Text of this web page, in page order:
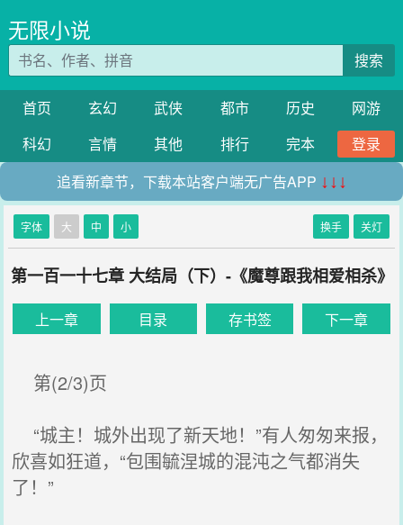
无限小说
搜索
首页 玄幻 武侠 都市 历史
网游
科幻
言情 其他 排行 完本
登录
追看新章节，下载本站客户端无广告APP ↓↓↓
字体 大 中 小 换手 关灯
第一百一十七章 大结局（下）-《魔尊跟我相爱相杀》
上一章 目录 存书签 下一章
第(2/3)页
“城主！城外出现了新天地！”有人匆匆来报，
欣喜如狂道，“包围毓涅城的混沌之气都消失
了！”